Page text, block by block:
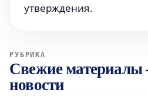
утверждения.
РУБРИКА
Свежие материалы
новости